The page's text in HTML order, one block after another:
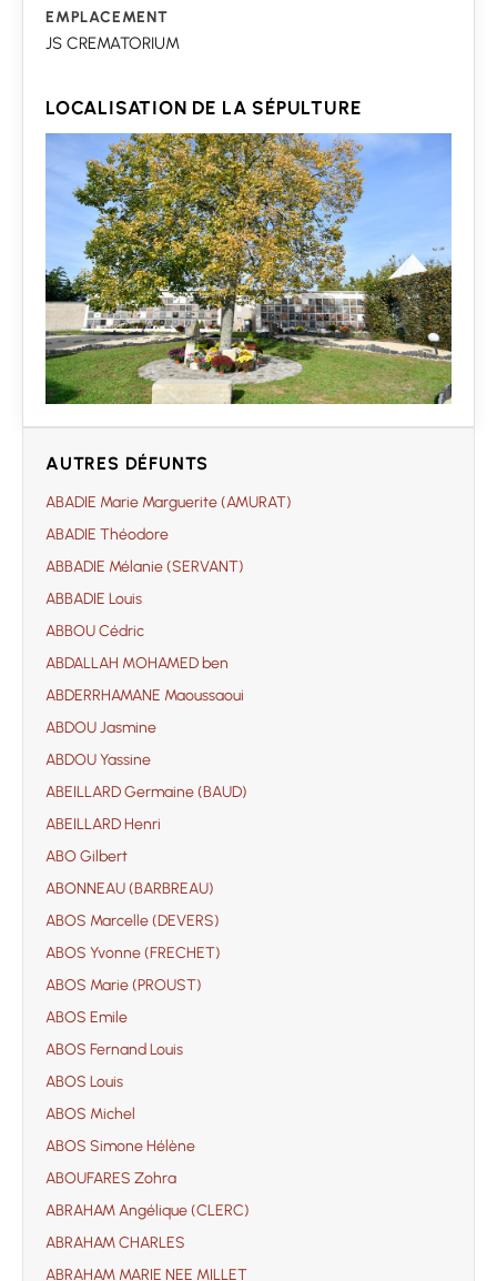
EMPLACEMENT
JS CREMATORIUM
LOCALISATION DE LA SÉPULTURE
AUTRES DÉFUNTS
ABADIE Marie Marguerite (AMURAT)
ABADIE Théodore
ABBADIE Mélanie (SERVANT)
ABBADIE Louis
ABBOU Cédric
ABDALLAH MOHAMED ben
ABDERRHAMANE Maoussaoui
ABDOU Jasmine
ABDOU Yassine
ABEILLARD Germaine (BAUD)
ABEILLARD Henri
ABO Gilbert
ABONNEAU (BARBREAU)
ABOS Marcelle (DEVERS)
ABOS Yvonne (FRECHET)
ABOS Marie (PROUST)
ABOS Emile
ABOS Fernand Louis
ABOS Louis
ABOS Michel
ABOS Simone Hélène
ABOUFARES Zohra
ABRAHAM Angélique (CLERC)
ABRAHAM CHARLES
ABRAHAM MARIE NEE MILLET